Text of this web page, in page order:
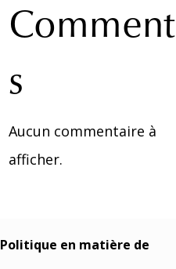
Comment
s
Aucun commentaire à
afficher.
Politique en matière de